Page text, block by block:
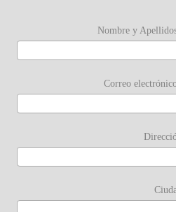
Nombre y
Correo